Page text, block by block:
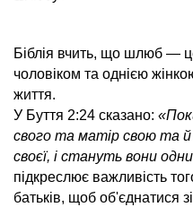
Біблія вчить, що шлюб —
чоловіком та однією
життя.
У Буття 2:24 сказано:
свого та матір свою та
своєї, і стануть вони
підкреслює важливість
батьків, щоб об'єднатися